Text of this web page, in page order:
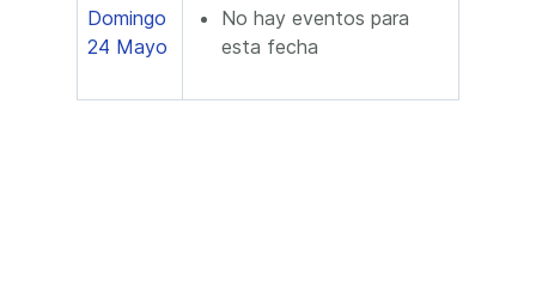
Domingo
24 Mayo
No hay eventos para
esta fecha